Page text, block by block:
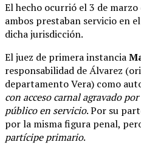
El hecho ocurrió el 3 de
ambos prestaban servicio en
dicha jurisdicción.
El juez de primera instancia
responsabilidad de Álvarez
departamento Vera) como
con acceso carnal agravado
público en servicio. Por su
por la misma figura penal,
partícipe primario.